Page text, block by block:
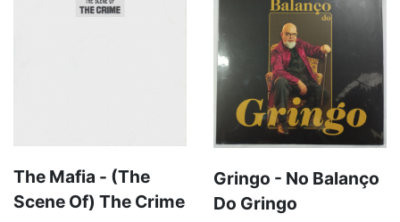
The Mafia - (The
Scene Of) The Crime
Gringo - No Balanço
Do Gringo